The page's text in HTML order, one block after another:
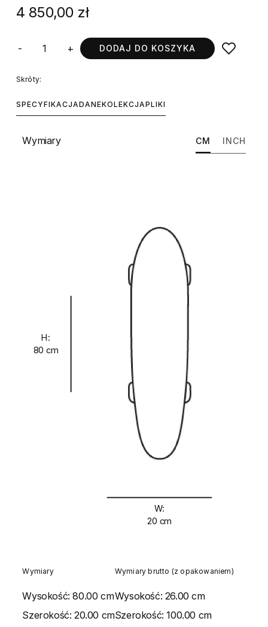
4 850,00 zł
- + DODAJ DO KOSZYKA
Skróty:
SPECYFIKACJADANEKOLEKCJAPLIKI
Wymiary CM INCH
H:
80 cm
W:
20 cm
Wymiary
Wysokość:80.00 cm
Szerokość:20.00 cm
Wymiary brutto (z opakowaniem)
Wysokość: 26.00 cm
Szerokość:100.00 cm